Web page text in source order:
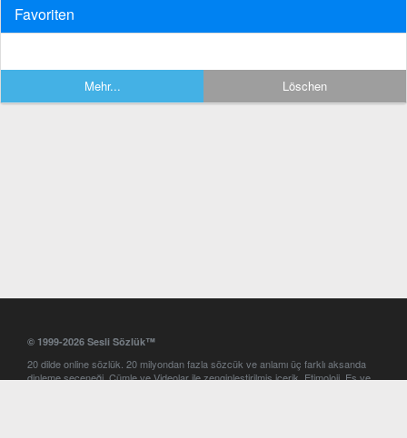
Favoriten
Mehr... Löschen
© 1999-2026 Sesli Sözlük™
20 dilde online sözlük. 20 milyondan fazla sözcük ve anlamı üç farklı aksanda
dinleme seçeneği. Cümle ve Videolar ile zenginleştirilmiş içerik. Etimoloji, Eş ve